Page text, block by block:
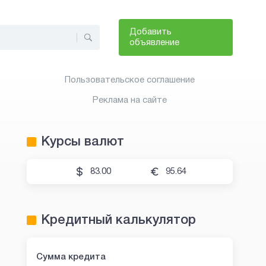
Добавить
объявление
Пользовательское соглашение
Реклама на сайте
Курсы валют
83.00 95.64
Кредитный калькулятор
Сумма кредита